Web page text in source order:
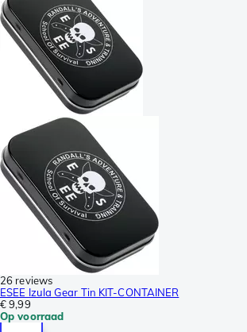
26 reviews
ESEE Izula Gear Tin KIT-CONTAINER
€ 9,99
Op voorraad